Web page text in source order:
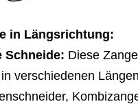
in Längsrichtung:
Schneide: Diese
verschiedenen